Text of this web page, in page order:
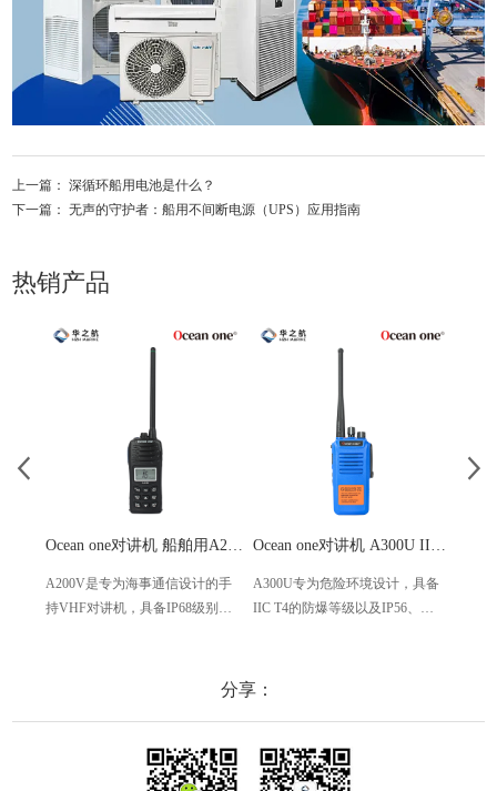
上一篇：深循环船用电池是什么？
下一篇：无声的守护者：船用不间断电源（UPS）应用指南
热销产品
A200V是专为海事通信设计的手
持VHF对讲机，具备IP68级别的
守功能。没有信号或长时间无操
A300U专为危险环境设计，具备
IIC T4的防爆等级以及IP56、
使用
分享：